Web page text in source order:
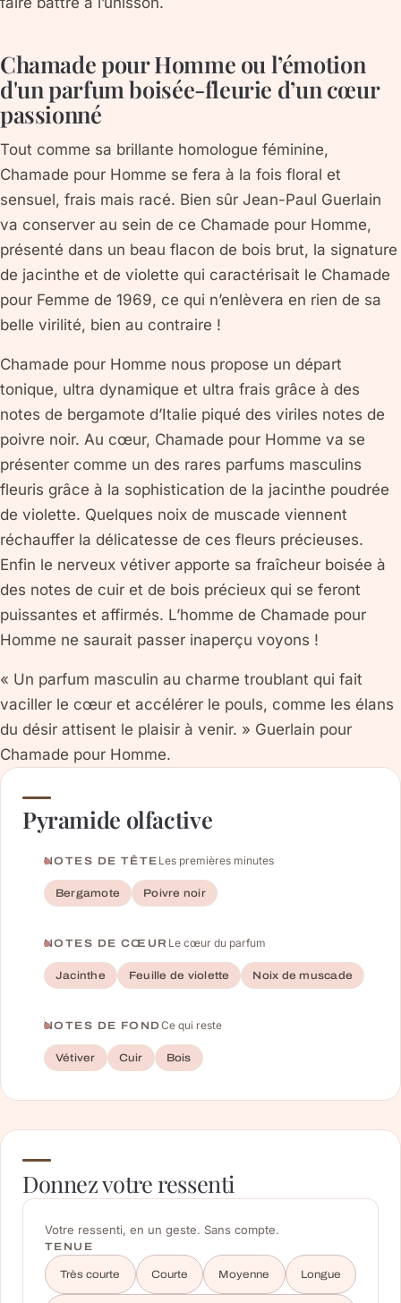
Chamade pour Homme ou l’émotion
d'un parfum boisée-fleurie d’un cœur
passionné
Tout comme sa brillante homologue féminine,
Chamade pour Homme se fera à la fois floral et
sensuel, frais mais racé. Bien sûr Jean-Paul Guerlain
va conserver au sein de ce Chamade pour Homme,
présenté dans un beau flacon de bois brut, la signature
de jacinthe et de violette qui caractérisait le Chamade
pour Femme de 1969, ce qui n’enlèvera en rien de sa
belle virilité, bien au contraire !
Chamade pour Homme nous propose un départ
tonique, ultra dynamique et ultra frais grâce à des
notes de bergamote d’Italie piqué des viriles notes de
poivre noir. Au cœur, Chamade pour Homme va se
présenter comme un des rares parfums masculins
fleuris grâce à la sophistication de la jacinthe poudrée
de violette. Quelques noix de muscade viennent
réchauffer la délicatesse de ces fleurs précieuses.
Enfin le nerveux vétiver apporte sa fraîcheur boisée à
des notes de cuir et de bois précieux qui se feront
puissantes et affirmés. L’homme de Chamade pour
Homme ne saurait passer inaperçu voyons !
« Un parfum masculin au charme troublant qui fait
vaciller le cœur et accélérer le pouls, comme les élans
du désir attisent le plaisir à venir. » Guerlain pour
Chamade pour Homme.
Pyramide olfactive
NOTES DE TÊTE Les premières minutes
Bergamote Poivre noir
NOTES DE CŒUR Le cœur du parfum
Jacinthe Feuille de violette Noix de muscade
NOTES DE FONDCe qui reste
Vétiver Cuir Bois
Donnez votre ressenti
Votre ressenti, en un geste. Sans compte.
TENUE
Très courte Courte Moyenne Longue